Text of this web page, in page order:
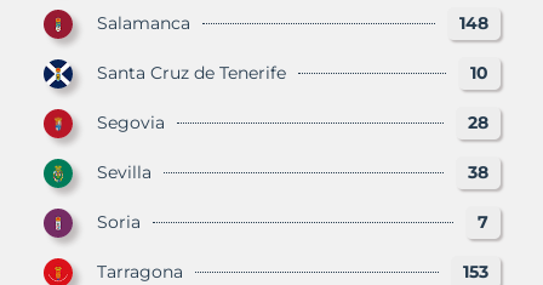
Salamanca 148
Santa Cruz de Tenerife 10
Segovia 28
Sevilla 38
Soria 7
Tarragona 153